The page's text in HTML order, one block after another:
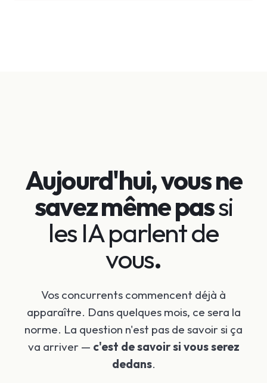
Aujourd'hui, vous ne
savez même passi
les IA parlent de
vous.
Vos concurrents commencent déjà à
apparaître. Dans quelques mois, ce sera la
norme. La question n'est pas de savoir si ça
va arriver — c'est de savoir si vous serez
dedans.